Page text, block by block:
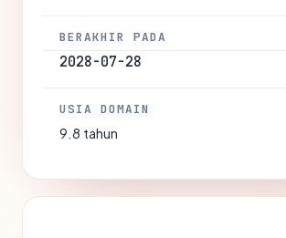
BERAKHIR PADA
2028-07-28
USIA DOMAIN
9.8 tahun